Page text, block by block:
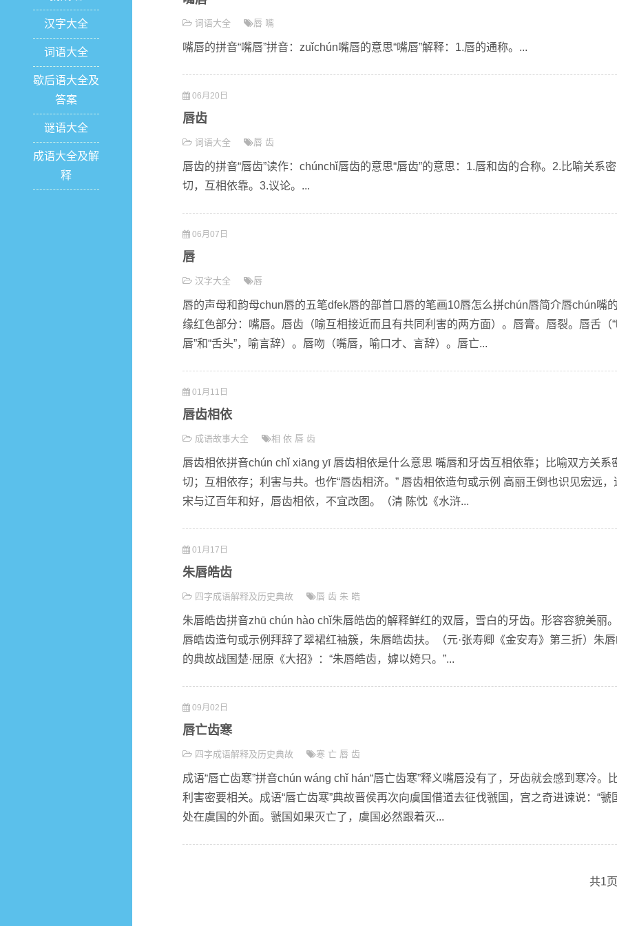
汉字大全
词语大全
歇后语大全及
答案
谜语大全
成语大全及解
释
词语大全 唇 嘴
嘴唇的拼音“嘴唇”拼音：zuǐchún嘴唇的意思“嘴唇”解释：1.唇的通称。...
06月20日
唇齿
词语大全 唇 齿
唇齿的拼音“唇齿”读作：chúnchǐ唇齿的意思“唇齿”的意思：1.唇和齿的合称。2.比喻关系密
切，互相依靠。3.议论。...
06月07日
唇
汉字大全 唇
唇的声母和韵母chun唇的五笔dfek唇的部首口唇的笔画10唇怎么拼chún唇简介唇chún嘴
缘红色部分：嘴唇。唇齿（喻互相接近而且有共同利害的两方面）。唇膏。唇裂。唇舌（
唇”和“舌头”，喻言辞）。唇吻（嘴唇，喻口才、言辞）。唇亡...
01月11日
唇齿相依
成语故事大全 相 依 唇 齿
唇齿相依拼音chún chǐ xiāng yī 唇齿相依是什么意思 嘴唇和牙齿互相依靠；比喻双方关系
切；互相依存；利害与共。也作“唇齿相济。” 唇齿相依造句或示例 高丽王倒也识见宏远，
宋与辽百年和好，唇齿相依，不宜改图。（清 陈忱《水浒...
01月17日
朱唇皓齿
四字成语解释及历史典故 唇 齿 朱 皓
朱唇皓齿拼音zhū chún hào chǐ朱唇皓齿的解释鲜红的双唇，雪白的牙齿。形容容貌美丽
唇皓齿造句或示例拜辞了翠裙红袖簇，朱唇皓齿扶。（元·张寿卿《金安寿》第三折）朱
的典故战国楚·屈原《大招》：“朱唇皓齿，嫭以姱只。”...
09月02日
唇亡齿寒
四字成语解释及历史典故 寒 亡 唇 齿
成语“唇亡齿寒”拼音chún wáng chǐ hán“唇亡齿寒”释义嘴唇没有了，牙齿就会感到寒冷。
利害密要相关。成语“唇亡齿寒”典故晋侯再次向虞国借道去征伐虢国，宫之奇进谏说：“虢
处在虞国的外面。虢国如果灭亡了，虞国必然跟着灭...
共1